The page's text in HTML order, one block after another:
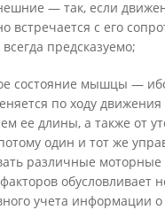
— так, если
встречается с его
предсказуемо;
состояние мышцы —
по ходу движения
ее длины, а также от
один и тот же
различные
обусловливает
учета информации о